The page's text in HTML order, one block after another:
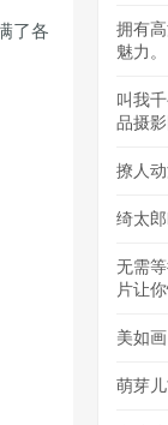
了各
拥有
魅力。
叫我
品摄
撩人
绮太
无需
片让
美如
萌芽